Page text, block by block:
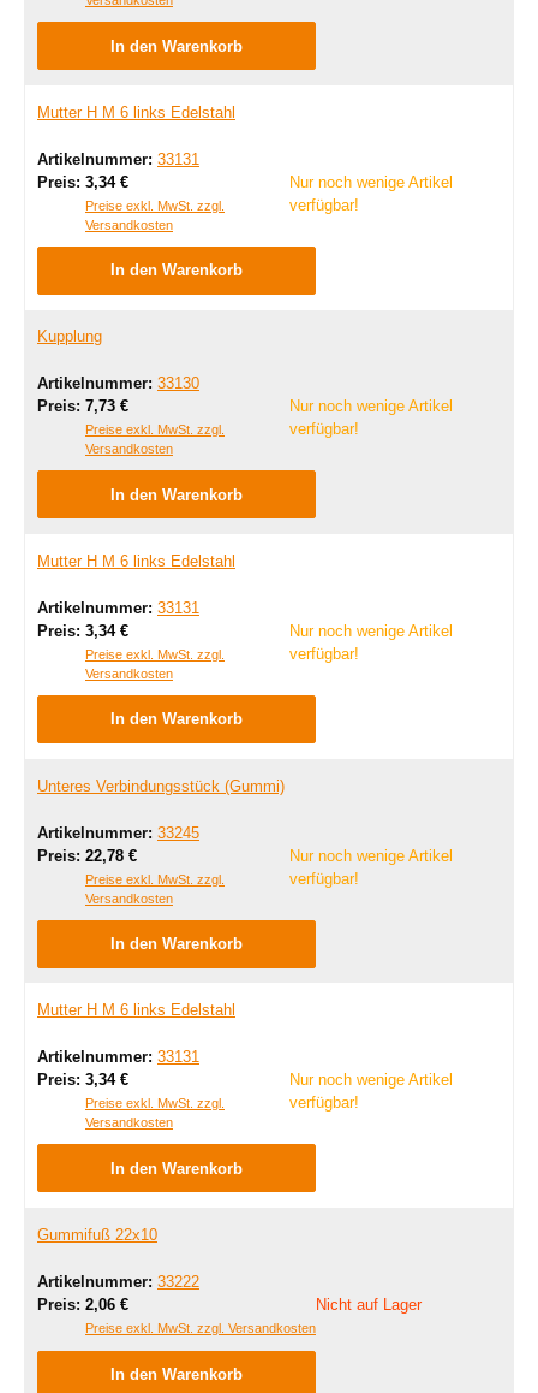
In den Warenkorb
Mutter H M 6 links Edelstahl
Artikelnummer: 33131
Preis: Regulärer Preis:
3,34 €
Preise exkl. MwSt. zzgl.
Versandkosten
Nur noch wenige Artikel
verfügbar!
In den Warenkorb
Kupplung
Artikelnummer: 33130
Preis: Regulärer Preis:
7,73 €
Preise exkl. MwSt. zzgl.
Versandkosten
Nur noch wenige Artikel
verfügbar!
In den Warenkorb
Mutter H M 6 links Edelstahl
Artikelnummer: 33131
Preis: Regulärer Preis:
3,34 €
Preise exkl. MwSt. zzgl.
Versandkosten
Nur noch wenige Artikel
verfügbar!
In den Warenkorb
Unteres Verbindungsstück (Gummi)
Artikelnummer: 33245
Preis: Regulärer Preis:
22,78 €
Preise exkl. MwSt. zzgl.
Versandkosten
Nur noch wenige Artikel
verfügbar!
In den Warenkorb
Mutter H M 6 links Edelstahl
Artikelnummer: 33131
Preis: Regulärer Preis:
3,34 €
Preise exkl. MwSt. zzgl.
Versandkosten
Nur noch wenige Artikel
verfügbar!
In den Warenkorb
Gummifuß 22x10
Artikelnummer: 33222
Preis: Regulärer Preis:
2,06 €
Preise exkl. MwSt. zzgl. Versandkosten
Nicht auf Lager
In den Warenkorb